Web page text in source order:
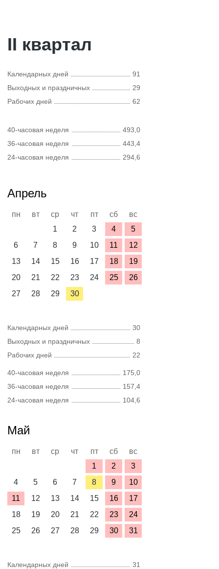
II квартал
Календарных дней
91
Выходных и праздничных
29
Рабочих дней
62
40-часовая неделя
493,0
36-часовая неделя
443,4
24-часовая неделя
294,6
Апрель
пн вт ср чт пт сб
вс
1
2 3 4
5
6
7 8 9 10 11
12
13
14 15 16 17 18
19
20
21 22 23 24 25
26
27
28 29 30
Календарных дней
30
Выходных и праздничных
8
Рабочих дней
22
40-часовая неделя
175,0
36-часовая неделя
157,4
24-часовая неделя
104,6
Май
пн вт ср чт пт сб
вс
1
2
3
4
5 6 7 8 9
10
11
12 13 14 15 16
17
18
19 20 21 22 23
24
25
26 27 28 29 30 31
Календарных дней
31